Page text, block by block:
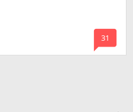
mode_comment
31